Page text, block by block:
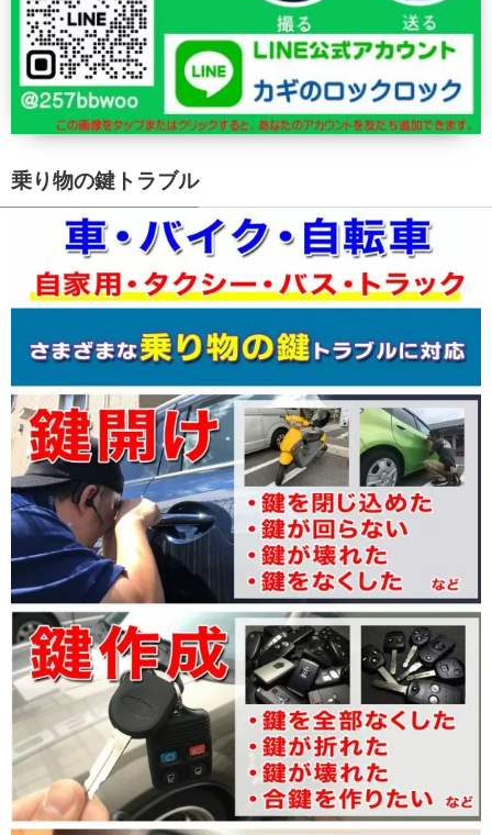
乗り物の鍵トラブル